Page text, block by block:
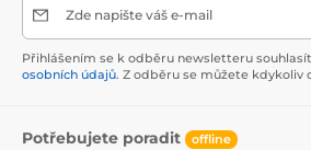
Zde napište váš e-mail
Přihlášením se k odběru newsletteru
osobních údajů. Z odběru se můžete kdykoliv
Potřebujete poradit offline